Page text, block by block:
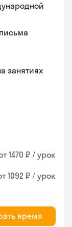
занятиях
1470 ₽ / урок
1092 ₽ / урок
время